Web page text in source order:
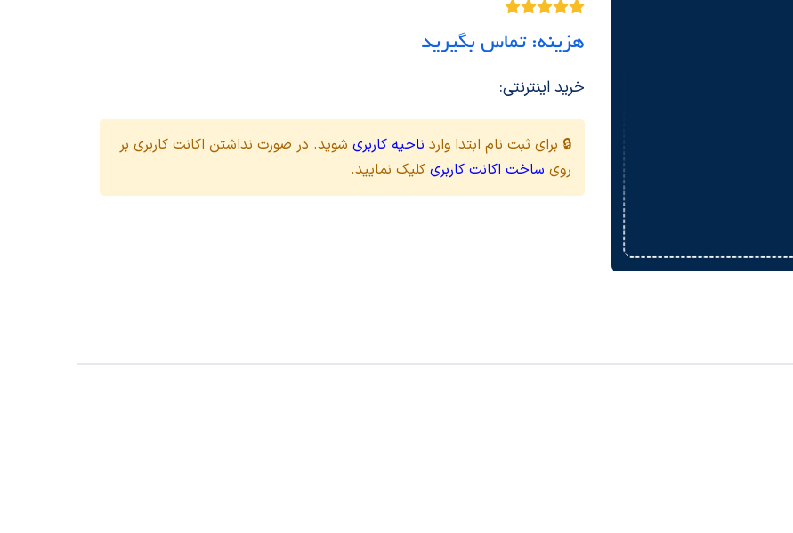
هزینه: تماس بگیرید
خرید اینترنتی:
🔒 برای ثبت نام ابتدا وارد ناحیه کاربری شوید. در صورت نداشتن اکانت کاربری بر
روی ساخت اکانت کاربری کلیک نمایید.